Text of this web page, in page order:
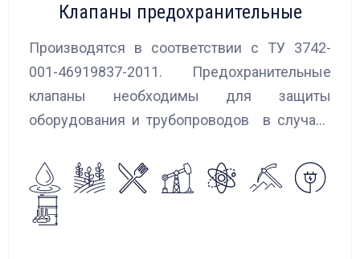
Клапаны предохранительные
Производятся в соответствии с ТУ 3742-
001-46919837-2011. Предохранительные
клапаны необходимы для защиты
оборудования и трубопроводов в случаях
сброса среды в систему низкого давления.